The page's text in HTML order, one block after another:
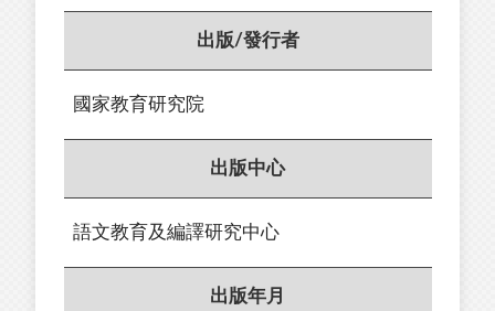
出版/發行者
國家教育研究院
出版中心
語文教育及編譯研究中心
出版年月